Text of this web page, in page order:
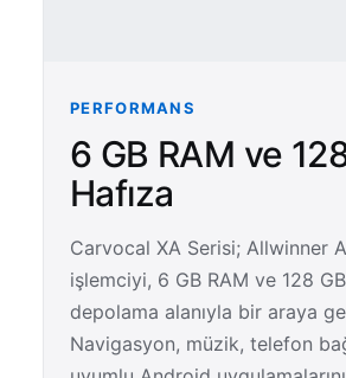
PERFORMANS
6 GB RAM ve
Hafıza
Carvocal XA Serisi; Allwinner
işlemciyi, 6 GB RAM ve 128
depolama alanıyla bir araya
Navigasyon, müzik, telefon